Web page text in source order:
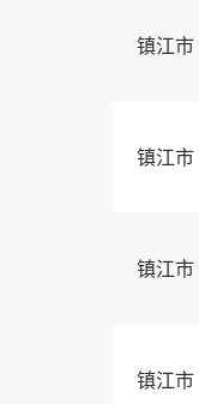
镇江市
镇江市
镇江市
镇江市